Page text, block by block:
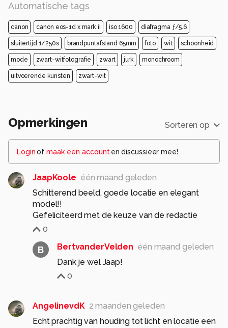
Automatische tags
canon canon eos-1d x mark ii iso 1600 diafragma ƒ/5.6
sluitertijd 1/250s brandpuntafstand 65mm foto wit schoonheid
mode zwart-witfotografie zwart jurk monochroom
uitvoerende kunsten zwart-wit
Opmerkingen Sorteren op
Loginof maak een account en discussieer mee!
JaapKoole één maand geleden
Schitterend beeld, goede locatie en elegant
model!!
Gefeliciteerd met de keuze van de redactie
0
B BertvanderVelden één maand geleden
Dank je wel Jaap!
0
AngelinevdK 2 maanden geleden
Echt prachtig van houding tot licht en locatie een